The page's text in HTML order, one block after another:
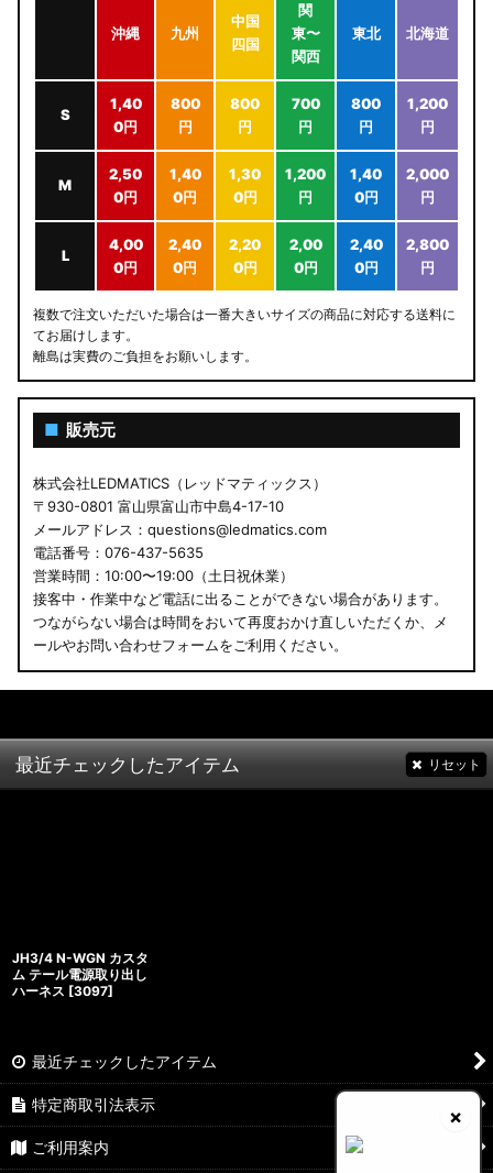
沖縄 九州
中国
四国
関
東〜
関西
東北 北海道
S
1,40
0円
800
円
800
円
700
円
800
円
1,200
円
M
2,50
0円
1,40
0円
1,30
0円
1,200
円
1,40
0円
2,000
円
L
4,00
0円
2,40
0円
2,20
0円
2,00
0円
2,40
0円
2,800
円
複数で注文いただいた場合は一番大きいサイズの商品に対応する送料に
てお届けします。
離島は実費のご負担をお願いします。
■ 販売元
株式会社LEDMATICS（レッドマティックス）
〒930-0801 富山県富山市中島4-17-10
メールアドレス：questions@ledmatics.com
電話番号：076-437-5635
営業時間：10:00〜19:00（土日祝休業）
接客中・作業中など電話に出ることができない場合があります。
つながらない場合は時間をおいて再度おかけ直しいただくか、メ
ールやお問い合わせフォームをご利用ください。
×
最近チェックしたアイテム リセット
JH3/4 N-WGN カスタ
ム テール電源取り出し
ハーネス [3097]
最近チェックしたアイテム
特定商取引法表示
ご利用案内